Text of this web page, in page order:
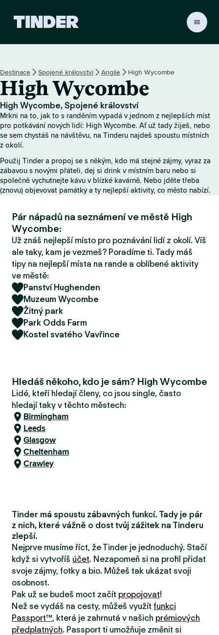
s
á
s
t
r
á
a
T
i
n
e
u
Destinace Spojené království Anglie High Wycombe
High Wycombe
High Wycombe, Spojené království
Mrkni na to, jak to s randěním vypadá v jednom z nejlepších míst
pro potkávání nových lidí: High Wycombe. Ať už tady žiješ, nebo
se sem chystáš na návštěvu, na Tinderu najdeš spoustu místních
z okolí.
Použij Tinder a propoj se s někým, kdo má stejné zájmy, vyraz za
zábavou s novými přáteli, dej si drink v místním baru nebo si
společně vychutnejte kávu v blízké kavárně. Nebo jděte třeba
(znovu) objevovat památky a ty nejlepší aktivity, co město nabízí.
Pár nápadů na seznámení ve městě High
Wycombe:
Už znáš nejlepší místo pro poznávání lidí z okolí. Víš
ale taky, kam je vezmeš? Poradíme ti. Tady máš
tipy na nejlepší místa na rande a oblíbené aktivity
ve městě:
Panství Hughenden
Muzeum Wycombe
Žitný park
Park Odds Farm
Kostel svatého Vavřince
Hledáš někoho, kdo je sám? High Wycombe
Lidé, kteří hledají členy, co jsou single, často
hledají taky v těchto městech:
Birmingham
Leeds
Glasgow
Cheltenham
Crawley
Tinder má spoustu zábavných funkcí. Tady je pár
z nich, které vážně o dost tvůj zážitek na Tinderu
zlepší.
Nejprve musíme říct, že Tinder je jednoduchý. Stačí
když si vytvoříš účet. Nezapomeň si na profil přidat
svoje zájmy, fotky a bio. Můžeš tak ukázat svoji
osobnost.
Pak už se budeš moct začít propojovat!
Než se vydáš na cesty, můžeš využít funkci
Passport™, která je zahrnutá v našich prémiových
předplatných. Passport ti umožňuje změnit si